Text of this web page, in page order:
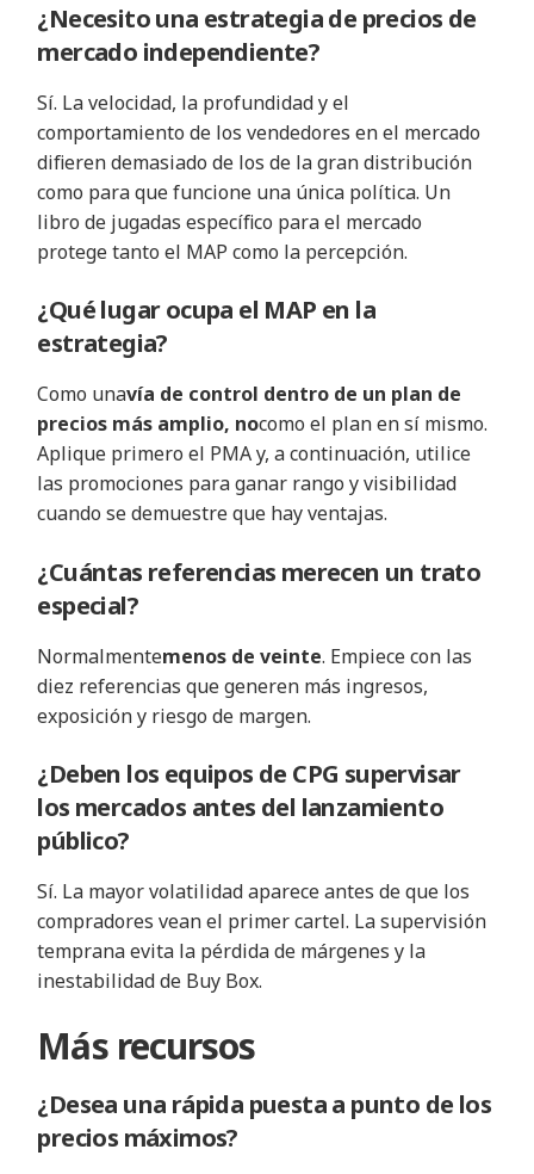
¿Necesito una estrategia de precios de
mercado independiente?
Sí. La velocidad, la profundidad y el
comportamiento de los vendedores en el mercado
difieren demasiado de los de la gran distribución
como para que funcione una única política. Un
libro de jugadas específico para el mercado
protege tanto el MAP como la percepción.
¿Qué lugar ocupa el MAP en la
estrategia?
Como unavía de control dentro de un plan de
precios más amplio, nocomo el plan en sí mismo.
Aplique primero el PMA y, a continuación, utilice
las promociones para ganar rango y visibilidad
cuando se demuestre que hay ventajas.
¿Cuántas referencias merecen un trato
especial?
Normalmentemenos de veinte. Empiece con las
diez referencias que generen más ingresos,
exposición y riesgo de margen.
¿Deben los equipos de CPG supervisar
los mercados antes del lanzamiento
público?
Sí. La mayor volatilidad aparece antes de que los
compradores vean el primer cartel. La supervisión
temprana evita la pérdida de márgenes y la
inestabilidad de Buy Box.
Más recursos
¿Desea una rápida puesta a punto de los
precios máximos?